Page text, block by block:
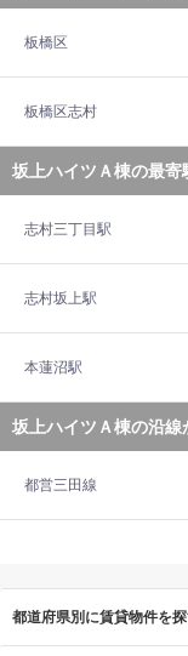
板橋区
板橋区志村
坂上ハイツＡ棟の最
志村三丁目駅
志村坂上駅
本蓮沼駅
坂上ハイツＡ棟の沿線
都営三田線
都道府県別に賃貸物件を